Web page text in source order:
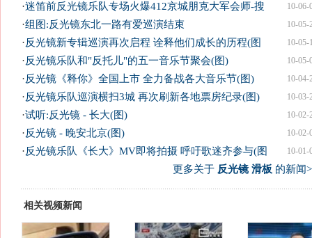
10-06-
·迷笛前反光镜乐队专场火爆412京城朋克大军会师-搜
10-05-
·组图:反光镜东北一路有爱巡演结束
10-05-
·反光镜新专辑巡演再次启程 诠释他们成长的历程(图
10-05-
·反光镜乐队和"反托儿"的五一音乐节聚会(图)
10-04-
·反光镜《释你》全国上市 全力备战各大音乐节(图)
10-03-
·反光镜乐队巡演横扫3城 再次刷新各地票房纪录(图)
10-02-
·试听:反光镜 - 长大(图)
10-02-
·反光镜 - 晚安北京(图)
10-01-
·反光镜乐队《长大》MV即将拍摄 呼吁歌迷齐参与(图
更多关于 反光镜 滑板 的新闻
相关视频新闻